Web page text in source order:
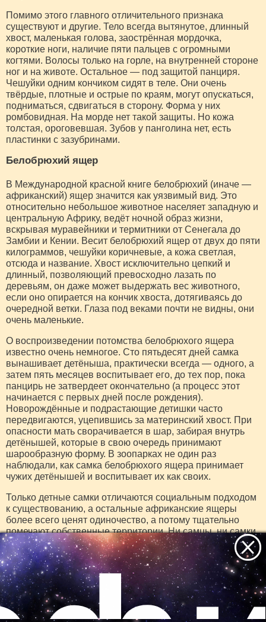
Помимо этого главного отличительного признака
существуют и другие. Тело всегда вытянутое, длинный
хвост, маленькая голова, заострённая мордочка,
короткие ноги, наличие пяти пальцев с огромными
когтями. Волосы только на горле, на внутренней стороне
ног и на животе. Остальное — под защитой панциря.
Чешуйки одним кончиком сидят в теле. Они очень
твёрдые, плотные и острые по краям, могут опускаться,
подниматься, сдвигаться в сторону. Форма у них
ромбовидная. На морде нет такой защиты. Но кожа
толстая, ороговевшая. Зубов у панголина нет, есть
пластинки с зазубринами.
Белобрюхий ящер
В Международной красной книге белобрюхий (иначе —
африканский) ящер значится как уязвимый вид. Это
относительно небольшое животное населяет западную и
центральную Африку, ведёт ночной образ жизни,
вскрывая муравейники и термитники от Сенегала до
Замбии и Кении. Весит белобрюхий ящер от двух до пяти
килограммов, чешуйки коричневые, а кожа светлая,
отсюда и название. Хвост исключительно цепкий и
длинный, позволяющий превосходно лазать по
деревьям, он даже может выдержать вес животного,
если оно опирается на кончик хвоста, дотягиваясь до
очередной ветки. Глаза под веками почти не видны, они
очень маленькие.
О воспроизведении потомства белобрюхого ящера
известно очень немногое. Сто пятьдесят дней самка
вынашивает детёныша, практически всегда — одного, а
затем пять месяцев воспитывает его, до тех пор, пока
панцирь не затвердеет окончательно (а процесс этот
начинается с первых дней после рождения).
Новорождённые и подрастающие детишки часто
передвигаются, уцепившись за материнский хвост. При
опасности мать сворачивается в шар, забирая внутрь
детёнышей, которые в свою очередь принимают
шарообразную форму. В зоопарках не один раз
наблюдали, как самка белобрюхого ящера принимает
чужих детёнышей и воспитывает их как своих.
Только детные самки отличаются социальным подходом
к существованию, а остальные африканские ящеры
более всего ценят одиночество, а потому тщательно
помечают собственные территории. Ни самцы, ни самки
друг с другом никогда не пересекаются, кроме времени,
предназначенного для продолжения рода. Пищу они
находят по запаху. Это могут быть как наземные, так и
древесные термиты и муравьи. Это достаточно
прожорливое животное, добычу он перемалывает не
зубами, которые отсутствуют, а необычайно сильными
мышцами живота. Для помощи в этой нелёгкой задаче
Все самое интересное